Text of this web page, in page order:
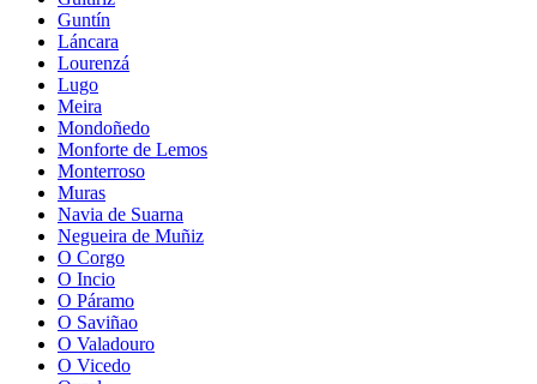
Guntín
Láncara
Lourenzá
Lugo
Meira
Mondoñedo
Monforte de Lemos
Monterroso
Muras
Navia de Suarna
Negueira de Muñiz
O Corgo
O Incio
O Páramo
O Saviñao
O Valadouro
O Vicedo